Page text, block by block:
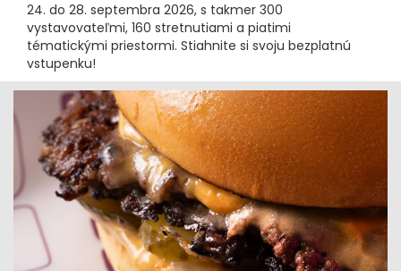
24. do 28. septembra 2026, s takmer 300
vystavovateľmi, 160 stretnutiami a piatimi
tématickými priestormi. Stiahnite si svoju bezplatnú
vstupenku!